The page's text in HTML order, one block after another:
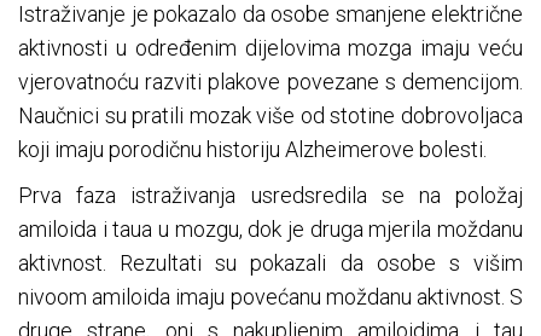
Istraživanje je pokazalo da osobe smanjene električne
aktivnosti u određenim dijelovima mozga imaju veću
vjerovatnoću razviti plakove povezane s demencijom.
Naučnici su pratili mozak više od stotine dobrovoljaca
koji imaju porodičnu historiju Alzheimerove bolesti.
Prva faza istraživanja usredsredila se na položaj
amiloida i taua u mozgu, dok je druga mjerila moždanu
aktivnost. Rezultati su pokazali da osobe s višim
nivoom amiloida imaju povećanu moždanu aktivnost. S
druge strane, oni s nakupljenim amiloidima i tau